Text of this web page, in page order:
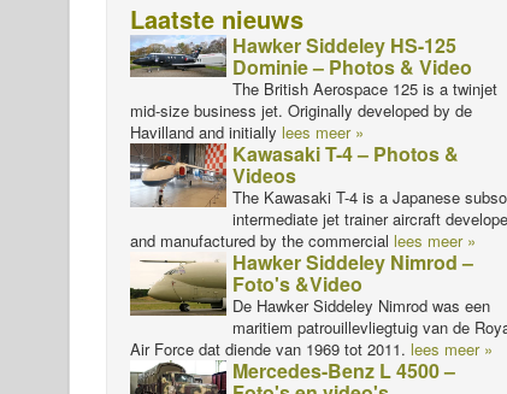
Laatste nieuws
Hawker Siddeley HS-125
Dominie – Photos & Video
The British Aerospace 125 is a twinjet
mid-size business jet. Originally developed by de
Havilland and initially lees meer »
Kawasaki T-4 – Photos &
Videos
The Kawasaki T-4 is a Japanese
intermediate jet trainer aircraft
and manufactured by the commercial lees meer »
Hawker Siddeley Nimrod –
Foto's &Video
De Hawker Siddeley Nimrod was een
maritiem patrouillevliegtuig van de
Air Force dat diende van 1969 tot 2011. lees meer »
Mercedes-Benz L 4500 –